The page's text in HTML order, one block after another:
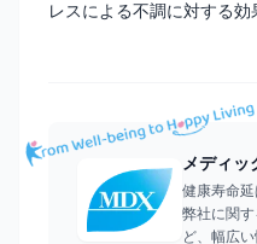
レスによる不調に対する効
メディッ
健康寿命延
弊社に関
ど、幅広